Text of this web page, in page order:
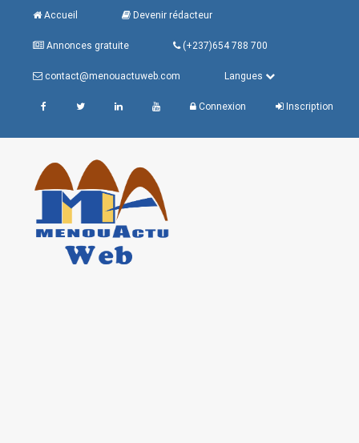
Accueil Devenir rédacteur
Annonces gratuite (+237)654 788 700
contact@menouactuweb.com Langues
Connexion Inscription